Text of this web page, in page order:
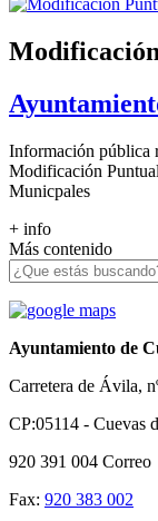
Información pública
Modificación
Municpales
+ info
Más contenido
Ayuntamiento de
Carretera de Ávila,
CP:05114 - Cuevas
920 391 004 Correo
Fax: 920 383 002